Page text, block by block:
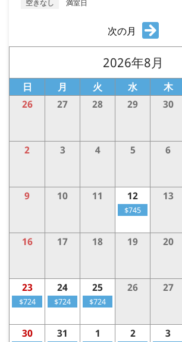
空きなし
満室日
次の月
2026年8月
日 月 火 水 木
26
27 28 29 30
2 3 4 5 6
9 10 11 12
$745
13
16 17 18 19 20
23
$724
24
$724
25
$724
26 27
30 31 1 2 3